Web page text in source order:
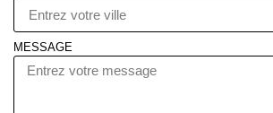
MESSAGE